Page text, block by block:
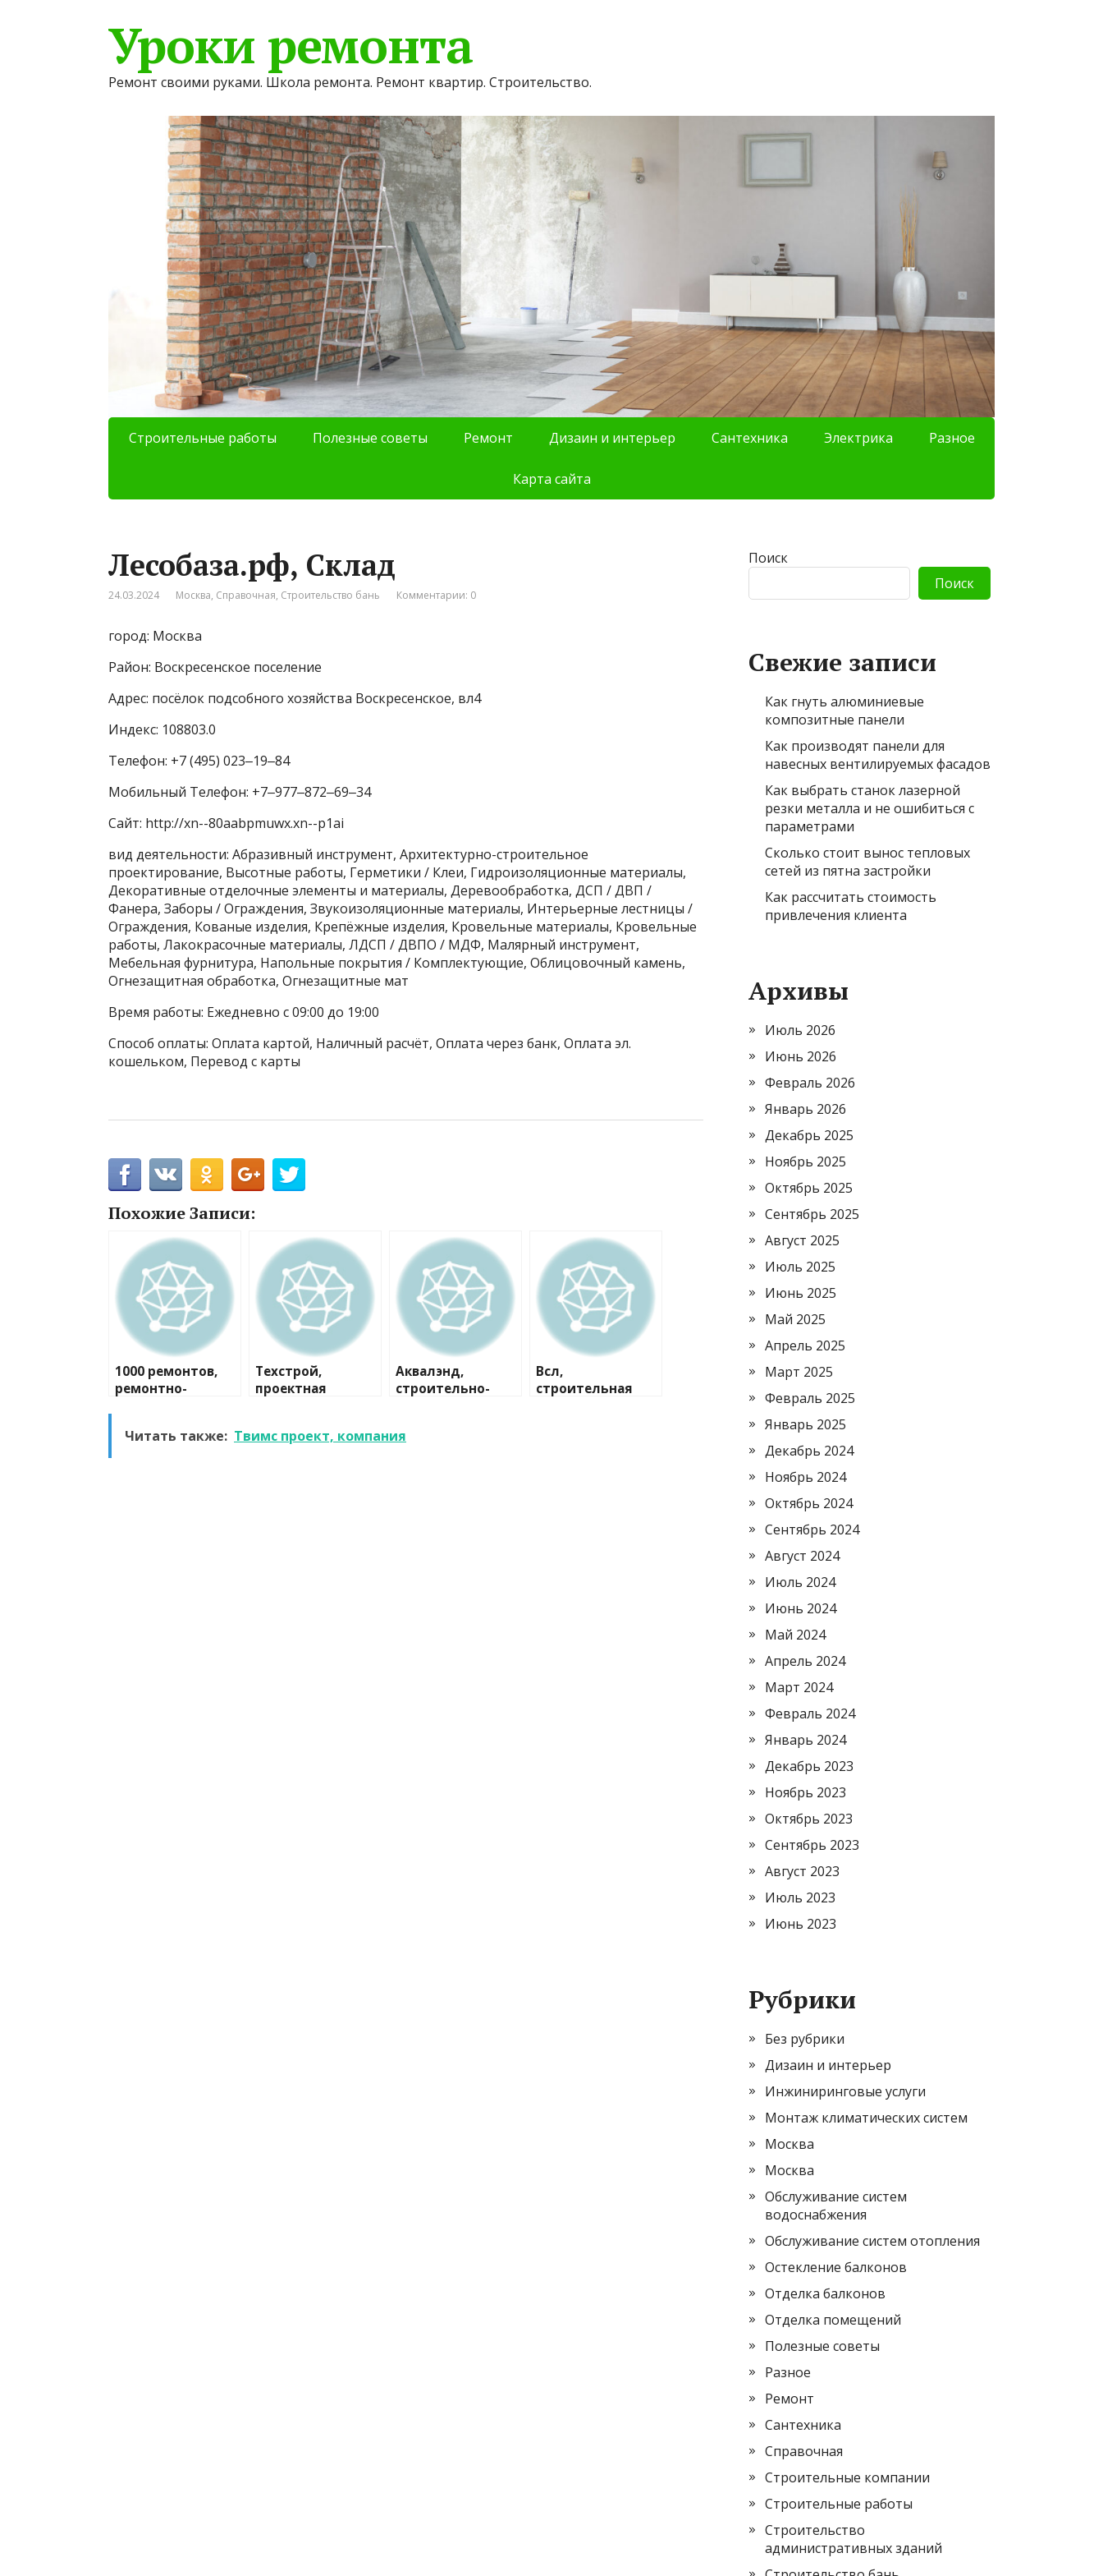
Уроки ремонта
Ремонт своими руками. Школа ремонта. Ремонт квартир. Строительство.
Строительные работы Полезные советы Ремонт Дизаин и интерьер Сантехника Электрика Разное
Карта сайта
Лесобаза.рф, Склад
24.03.2024 Москва, Справочная, Строительство бань Комментарии: 0
город: Москва
Район: Воскресенское поселение
Адрес: посёлок подсобного хозяйства Воскресенское, вл4
Индекс: 108803.0
Телефон: +7 (495) 023‒19‒84
Мобильный Телефон: +7‒977‒872‒69‒34
Сайт: http://xn--80aabpmuwx.xn--p1ai
вид деятельности: Абразивный инструмент, Архитектурно-строительное
проектирование, Высотные работы, Герметики / Клеи, Гидроизоляционные материалы,
Декоративные отделочные элементы и материалы, Деревообработка, ДСП / ДВП /
Фанера, Заборы / Ограждения, Звукоизоляционные материалы, Интерьерные лестницы /
Ограждения, Кованые изделия, Крепёжные изделия, Кровельные материалы, Кровельные
работы, Лакокрасочные материалы, ЛДСП / ДВПО / МДФ, Малярный инструмент,
Мебельная фурнитура, Напольные покрытия / Комплектующие, Облицовочный камень,
Огнезащитная обработка, Огнезащитные мат
Время работы: Ежедневно с 09:00 до 19:00
Способ оплаты: Оплата картой, Наличный расчёт, Оплата через банк, Оплата эл.
кошельком, Перевод с карты
Похожие Записи:
1000 ремонтов,
ремонтно-
Техстрой,
проектная
Аквалэнд,
строительно-
Всл,
строительная
Читать также: Твимс проект, компания
Поиск
Поиск
Свежие записи
Как гнуть алюминиевые
композитные панели
Как производят панели для
навесных вентилируемых фасадов
Как выбрать станок лазерной
резки металла и не ошибиться с
параметрами
Сколько стоит вынос тепловых
сетей из пятна застройки
Как рассчитать стоимость
привлечения клиента
Архивы
Июль 2026
Июнь 2026
Февраль 2026
Январь 2026
Декабрь 2025
Ноябрь 2025
Октябрь 2025
Сентябрь 2025
Август 2025
Июль 2025
Июнь 2025
Май 2025
Апрель 2025
Март 2025
Февраль 2025
Январь 2025
Декабрь 2024
Ноябрь 2024
Октябрь 2024
Сентябрь 2024
Август 2024
Июль 2024
Июнь 2024
Май 2024
Апрель 2024
Март 2024
Февраль 2024
Январь 2024
Декабрь 2023
Ноябрь 2023
Октябрь 2023
Сентябрь 2023
Август 2023
Июль 2023
Июнь 2023
Рубрики
Без рубрики
Дизаин и интерьер
Инжиниринговые услуги
Монтаж климатических систем
Москва
Москва
Обслуживание систем
водоснабжения
Обслуживание систем отопления
Остекление балконов
Отделка балконов
Отделка помещений
Полезные советы
Разное
Ремонт
Сантехника
Справочная
Строительные компании
Строительные работы
Строительство
административных зданий